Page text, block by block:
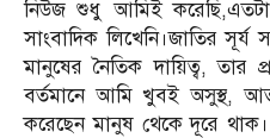
নিউজ শুধু আমিই
সাংবাদিক লিখেনি।জাতির সূর্য
মানুষের নৈতিক দায়িত্ব, তার
বর্তমানে আমি খুবই অসুস্থ,
করেছেন মানুষ থেকে দূরে